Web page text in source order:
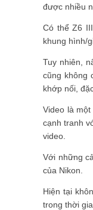
được nhiều
Có thể Z6
khung hình/
Tuy nhiên,
cũng không
khớp nối,
Video là
cạnh tranh
video.
Với những
của Nikon.
Hiện tại
trong thời